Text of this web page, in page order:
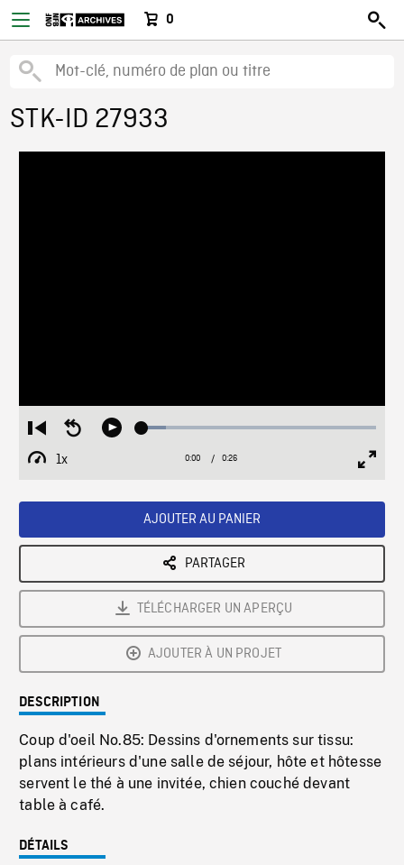
0
STK-ID 27933
Restart
from
beginning
Seek
Play Loaded:
1x
Playback
Current
0:00 / Duration
0:26
AJOUTER AU PANIER
PARTAGER
TÉLÉCHARGER UN APERÇU
AJOUTER À UN PROJET
DESCRIPTION
Coup d'oeil No.85: Dessins d'ornements sur tissu:
plans intérieurs d'une salle de séjour, hôte et hôtesse
servent le thé à une invitée, chien couché devant
table à café.
DÉTAILS